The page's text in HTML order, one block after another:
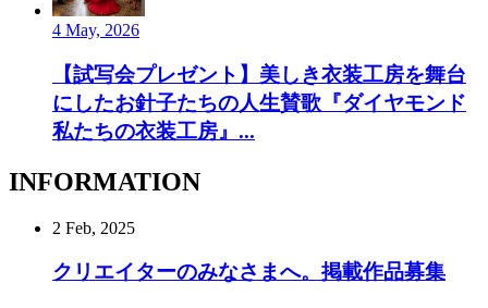
4 May, 2026
【試写会プレゼント】美しき衣装工房を舞台
にしたお針子たちの人生賛歌『ダイヤモンド
私たちの衣装工房』...
INFORMATION
2 Feb, 2025
クリエイターのみなさまへ。掲載作品募集